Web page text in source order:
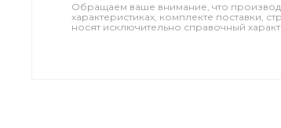
Обращаем ваше внимание, что
характеристиках, комплекте поставки,
носят исключительно справочный